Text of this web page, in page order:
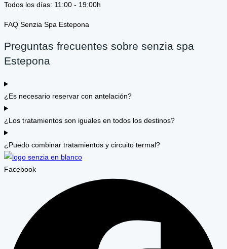
Todos los días: 11:00 - 19:00h
FAQ Senzia Spa Estepona
Preguntas frecuentes sobre senzia spa
Estepona
¿Es necesario reservar con antelación?
¿Los tratamientos son iguales en todos los destinos?
¿Puedo combinar tratamientos y circuito termal?
Facebook